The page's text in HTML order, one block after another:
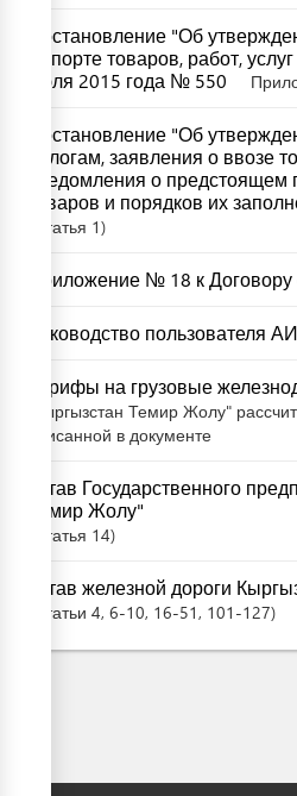
Постановление "Об
импорте товаров, работ,
июля 2015 года № 550
Постановление "Об
налогам, заявления о ввозе
уведомления о
товаров и порядков их
Статья 1
Приложение № 18 к
Руководство пользователя
Тарифы на грузовые
"Кыргызстан Темир Жолу"
описанной в документе
Устав Государственного
Темир Жолу"
Статья 14
Устав железной дороги
Статьи 4, 6-10, 16-51, 101-127